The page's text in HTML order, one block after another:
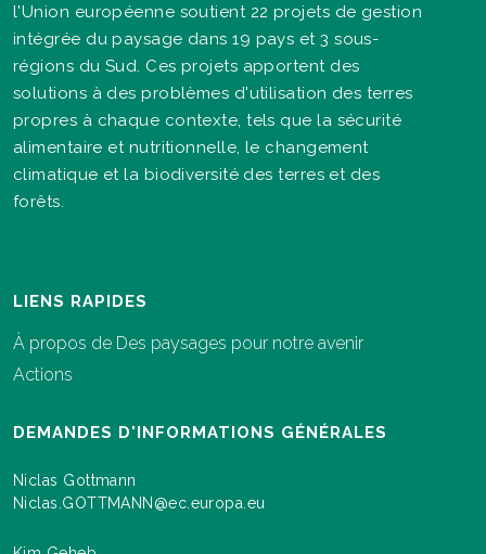
l'Union européenne soutient 22 projets de gestion
intégrée du paysage dans 19 pays et 3 sous-
régions du Sud. Ces projets apportent des
solutions à des problèmes d'utilisation des terres
propres à chaque contexte, tels que la sécurité
alimentaire et nutritionnelle, le changement
climatique et la biodiversité des terres et des
forêts.
LIENS RAPIDES
À propos de Des paysages pour notre avenir
Actions
DEMANDES D'INFORMATIONS GÉNÉRALES
Niclas Gottmann
Niclas.GOTTMANN@ec.europa.eu